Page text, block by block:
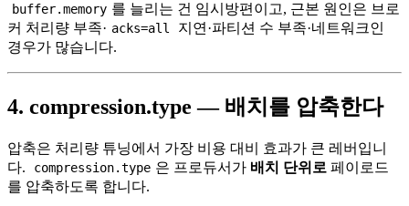
buffer.memory 를 늘리는 건 임시방편이고, 근본 원인은 브로
커 처리량 부족· acks=all
지연·파티션 수 부족·네트워크인
경우가 많습니다.
4. compression.type — 배치를 압축한다
압축은 처리량 튜닝에서 가장 비용 대비 효과가 큰 레버입니
다.
compression.type 은 프로듀서가 배치 단위로 페이로드
를 압축하도록 합니다.